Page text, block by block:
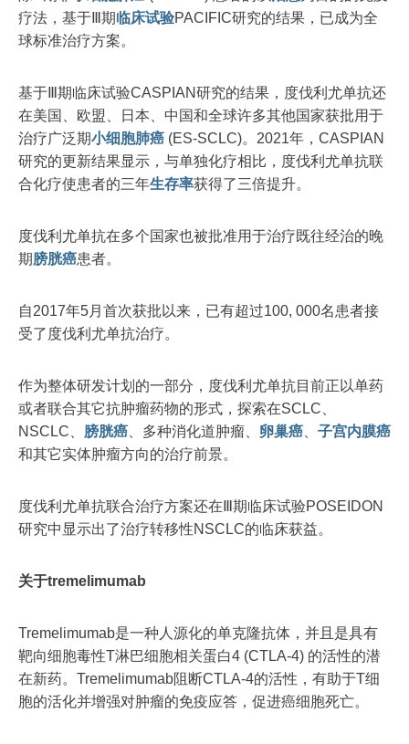
疗法，基于Ⅲ期临床试验PACIFIC研究的结果，已成为全
球标准治疗方案。
基于Ⅲ期临床试验CASPIAN研究的结果，度伐利尤单抗还
在美国、欧盟、日本、中国和全球许多其他国家获批用于
治疗广泛期小细胞肺癌 (ES-SCLC)。2021年，CASPIAN
研究的更新结果显示，与单独化疗相比，度伐利尤单抗联
合化疗使患者的三年生存率获得了三倍提升。
度伐利尤单抗在多个国家也被批准用于治疗既往经治的晚
期膀胱癌患者。
自2017年5月首次获批以来，已有超过100, 000名患者接
受了度伐利尤单抗治疗。
作为整体研发计划的一部分，度伐利尤单抗目前正以单药
或者联合其它抗肿瘤药物的形式，探索在SCLC、
NSCLC、 膀胱癌 、多种消化道肿瘤、 卵巢癌
子宫内膜癌
和其它实体肿瘤方向的治疗前景。
度伐利尤单抗联合治疗方案还在Ⅲ期临床试验POSEIDON
研究中显示出了治疗转移性NSCLC的临床获益。
关于tremelimumab
Tremelimumab是一种人源化的单克隆抗体，并且是具有
靶向细胞毒性T淋巴细胞相关蛋白4 (CTLA-4) 的活性的潜
在新药。Tremelimumab阻断CTLA-4的活性，有助于T细
胞的活化并增强对肿瘤的免疫应答，促进癌细胞死亡。